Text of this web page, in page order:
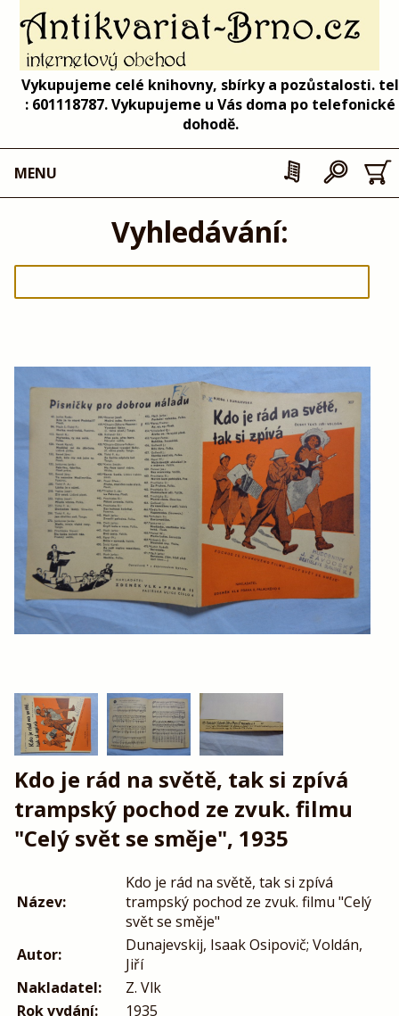
Vykupujeme celé knihovny, sbírky a pozůstalosti. tel
: 601118787. Vykupujeme u Vás doma po telefonické
dohodě.
MENU
Vyhledávání:
Kdo je rád na světě, tak si zpívá
trampský pochod ze zvuk. filmu
"Celý svět se směje", 1935
Název:
Kdo je rád na světě, tak si zpívá
trampský pochod ze zvuk. filmu "Celý
svět se směje"
Autor:
Dunajevskij, Isaak Osipovič; Voldán,
Jiří
Nakladatel:
Z. Vlk
Rok vydání:
1935